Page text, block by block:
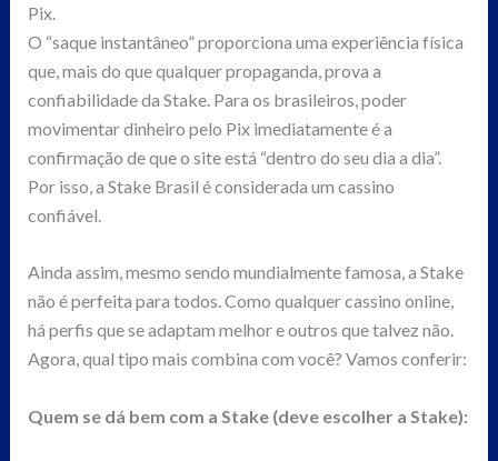
Pix.
O “saque instantâneo” proporciona uma experiência física
que, mais do que qualquer propaganda, prova a
confiabilidade da Stake. Para os brasileiros, poder
movimentar dinheiro pelo Pix imediatamente é a
confirmação de que o site está “dentro do seu dia a dia”.
Por isso, a Stake Brasil é considerada um cassino
confiável.
Ainda assim, mesmo sendo mundialmente famosa, a Stake
não é perfeita para todos. Como qualquer cassino online,
há perfis que se adaptam melhor e outros que talvez não.
Agora, qual tipo mais combina com você? Vamos conferir:
Quem se dá bem com a Stake (deve escolher a Stake):